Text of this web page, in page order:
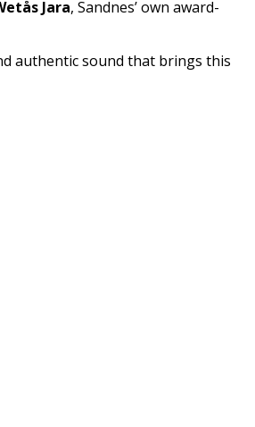
Jara, Sandnes’ own award-
authentic sound that brings this